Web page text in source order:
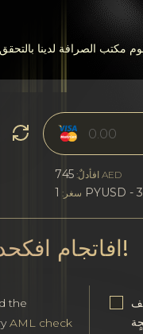
مكتب الصرافة لدينا
افأدلٌ:745
AED
سغر: 1 PYUSD -
افاتجام افكحدد ?ٍر كتاح!
the
AML check